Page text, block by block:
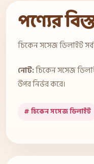
পণ্যের
চিকেন সসেজ ডিলাইট
নোট:চিকেন সসেজ
উপর নির্ভর করে।
# চিকেন সসেজ ডিলাইট